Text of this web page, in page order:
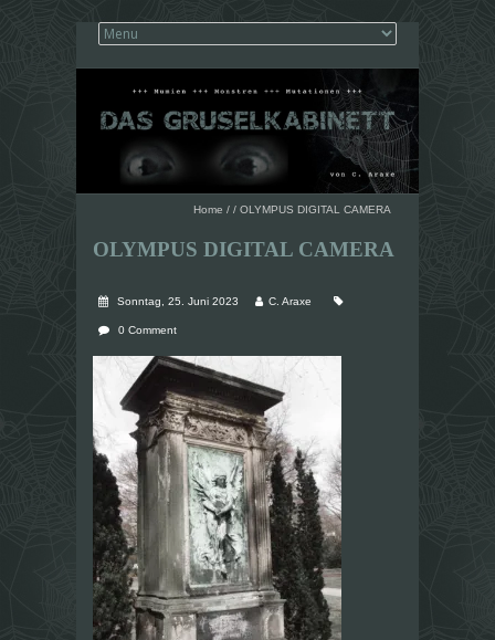
Home / / OLYMPUS DIGITAL CAMERA
OLYMPUS DIGITAL CAMERA
Sonntag, 25. Juni 2023 C. Araxe
0 Comment